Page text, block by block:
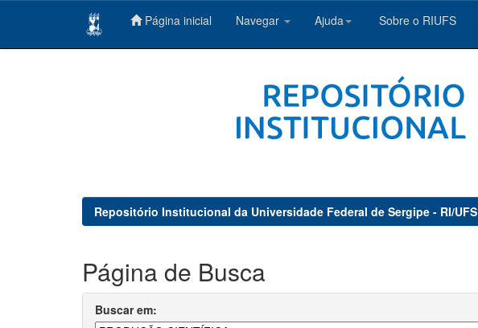
Página inicial Navegar Ajuda Sobre o RIUFS
Repositório Institucional da Universidade Federal de Sergipe - RI/UFS
Página de Busca
Buscar em: